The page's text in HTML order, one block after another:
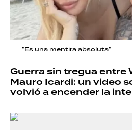
"Es una mentira absoluta"
Guerra sin tregua entre
Mauro Icardi: un video
volvió a encender la